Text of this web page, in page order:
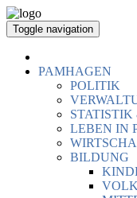
Toggle navigation
PAMHAGEN
POLITIK
STATISTIK
LEBEN IN
BILDUNG